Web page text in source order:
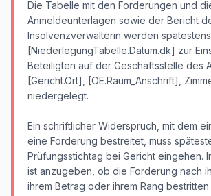
Die Tabelle mit den Forderungen und
Anmeldeunterlagen sowie der Bericht
Insolvenzverwalterin werden
[NiederlegungTabelle.Datum.dk] zur
Beteiligten auf der Geschäftsstelle des
[Gericht.Ort], [OE.Raum_Anschrift],
niedergelegt.
Ein schriftlicher Widerspruch, mit dem
eine Forderung bestreitet, muss
Prüfungsstichtag bei Gericht eingehen.
ist anzugeben, ob die Forderung nach
ihrem Betrag oder ihrem Rang bestritten